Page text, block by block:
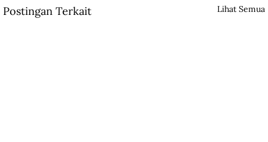
Postingan Terkait Lihat Semua